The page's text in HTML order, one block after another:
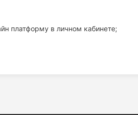
платформу в личном кабинете;